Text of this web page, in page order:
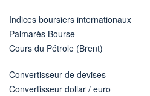
Indices boursiers internationaux
Palmarès Bourse
Cours du Pétrole (Brent)
Convertisseur de devises
Convertisseur dollar / euro